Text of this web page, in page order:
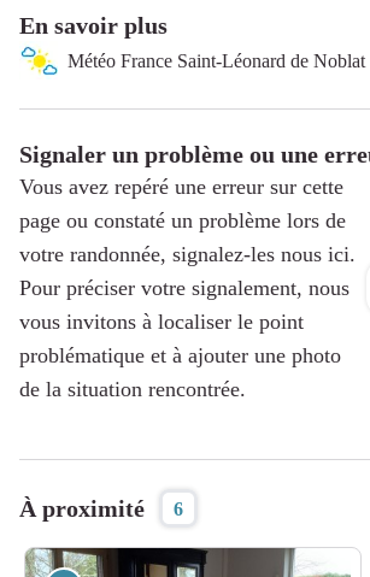
En savoir plus
Météo France Saint-Léonard de Noblat
Signaler un problème ou une
Vous avez repéré une erreur sur cette
page ou constaté un problème lors de
votre randonnée, signalez-les nous ici.
Pour préciser votre signalement, nous
vous invitons à localiser le point
problématique et à ajouter une photo
de la situation rencontrée.
À proximité 6